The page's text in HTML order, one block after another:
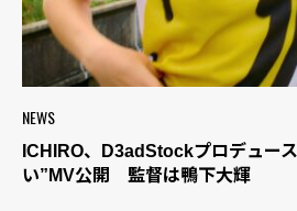
NEWS
ICHIRO、D3adStockプロデュー
い”MV公開 監督は鴨下大輝